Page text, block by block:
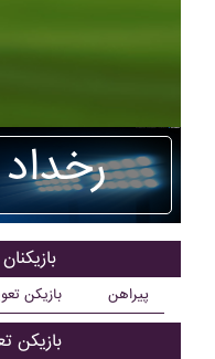
بازیکن پیراهن
بازیکن